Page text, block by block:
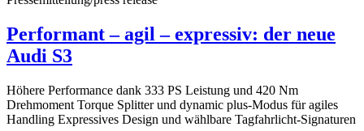
Performant – agil – expressiv: der neue
Audi S3
Höhere Performance dank 333 PS Leistung und 420 Nm
Drehmoment Torque Splitter und dynamic plus-Modus für agiles
Handling Expressives Design und wählbare Tagfahrlicht-Signaturen